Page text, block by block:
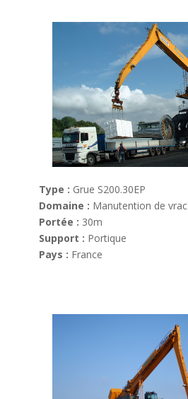
Type : Grue S200.30EP
Domaine : Manutention de vrac
Portée : 30m
Support : Portique
Pays : France